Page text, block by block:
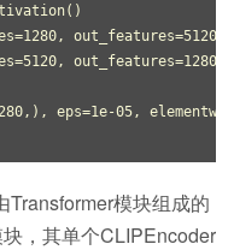
()
=1280, out_features=5120
=5120, out_features=1280
,), eps=1e-05,
模块组成的
，其单个CLIPEncoder